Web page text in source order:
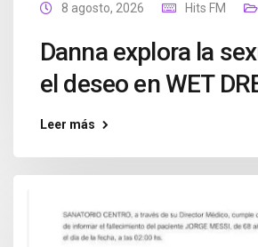
8 agosto, 2026 Hits FM
Danna explora la
el deseo en WET
Leer más